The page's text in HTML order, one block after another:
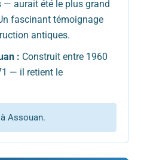
— aurait été le plus grand
fascinant témoignage
antiques.
: Construit entre 1960
— il retient le
Assouan.